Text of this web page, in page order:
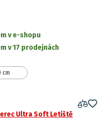
v e-shopu
v 17 prodejnách
cm
Ultra Soft Letiště